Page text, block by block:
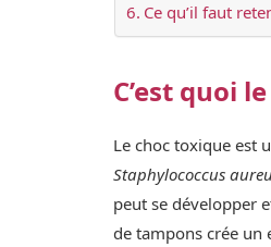
Ce qu’il faut
C’est quoi
Le choc toxique est
Staphylococcus
peut se développer
de tampons crée un